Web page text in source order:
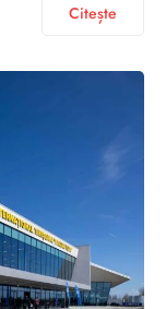
Citește